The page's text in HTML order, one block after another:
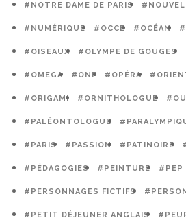
#NOTRE DAME DE PARIS
#NUMÉRIQUE #OCCE #OCÉAN
#OISEAUX #OLYMPE DE GOUGES
#OMEGA #ONF #OPÉRA
#ORIGAMI #ORNITHOLOGUE
#PALÉONTOLOGUE
#PARIS #PASSION #PATINOIRE
#PÉDAGOGIES #PEINTURE #PEP
#PERSONNAGES FICTIFS
#PETIT DÉJEUNER ANGLAIS